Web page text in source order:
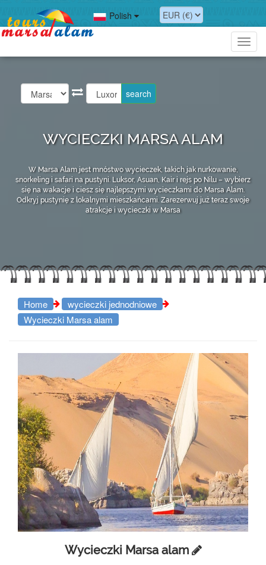
Polish
WYCIECZKI MARSA ALAM
W Marsa Alam jest mnóstwo wycieczek, takich jak nurkowanie,
snorkeling i safari na pustyni. Luksor, Asuan, Kair i rejs po Nilu – wybierz
się na wakacje i ciesz się najlepszymi wycieczkami do Marsa Alam.
Odkryj pustynię z lokalnymi mieszkańcami. Zarezerwuj już teraz swoje
atrakcje i wycieczki w Marsa
Home
wycieczki jednodniowe
Wycieczki Marsa alam
Wycieczki Marsa alam